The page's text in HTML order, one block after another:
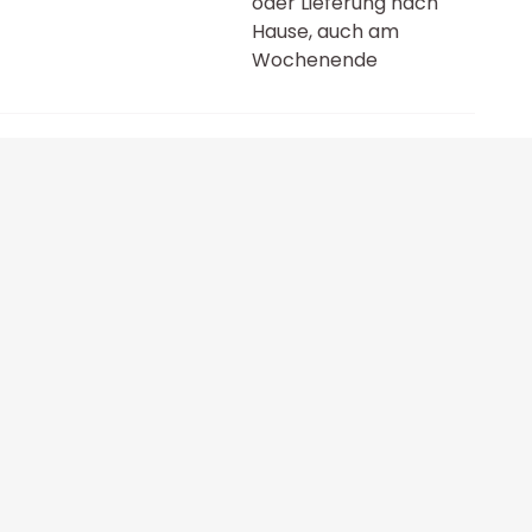
Hause, auch am
Wochenende